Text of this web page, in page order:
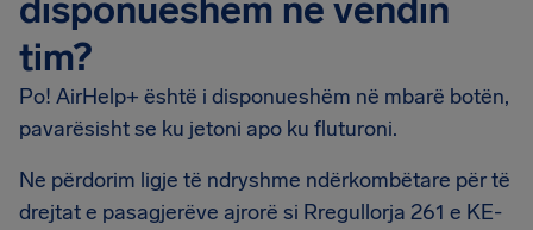
disponueshëm në vendin
tim?
Po! AirHelp+ është i disponueshëm në mbarë botën,
pavarësisht se ku jetoni apo ku fluturoni.
Ne përdorim ligje të ndryshme ndërkombëtare për të
drejtat e pasagjerëve ajrorë si Rregullorja 261 e KE-